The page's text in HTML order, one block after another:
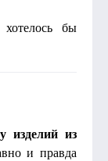
бы
изделий из
и правда